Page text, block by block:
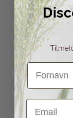
UDSOLGT
Fornavn
Email